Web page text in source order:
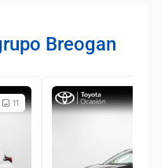
Breogan
11